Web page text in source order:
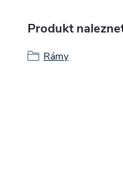
Produkt
Rámy